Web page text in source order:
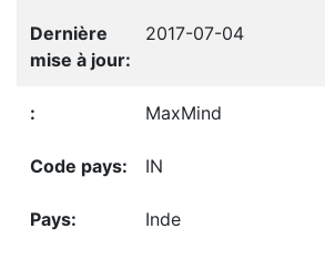
2017-07-04
MaxMind
IN
Inde